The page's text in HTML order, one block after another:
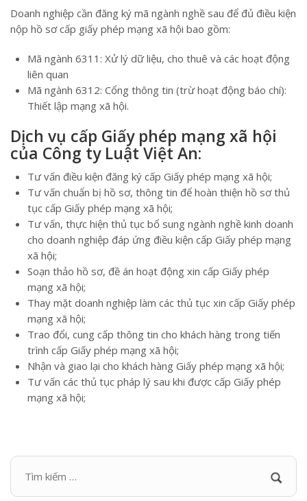
Doanh nghiệp cần đăng ký mã ngành nghề sau để đủ điều kiện
nộp hồ sơ cấp giấy phép mạng xã hội bao gồm:
Mã ngành 6311: Xử lý dữ liệu, cho thuê và các hoạt động
liên quan
Mã ngành 6312: Cổng thông tin (trừ hoạt động báo chí):
Thiết lập mạng xã hội.
Dịch vụ cấp Giấy phép mạng xã hội
của Công ty Luật Việt An:
Tư vấn điều kiện đăng ký cấp Giấy phép mạng xã hội;
Tư vấn chuẩn bị hồ sơ, thông tin để hoàn thiện hồ sơ thủ
tục cấp Giấy phép mạng xã hội;
Tư vấn, thực hiện thủ tục bổ sung ngành nghề kinh doanh
cho doanh nghiệp đáp ứng điều kiện cấp Giấy phép mạng
xã hội;
Soạn thảo hồ sơ, đề án hoạt động xin cấp Giấy phép
mạng xã hội;
Thay mặt doanh nghiệp làm các thủ tục xin cấp Giấy phép
mạng xã hội;
Trao đổi, cung cấp thông tin cho khách hàng trong tiến
trình cấp Giấy phép mạng xã hội;
Nhận và giao lại cho khách hàng Giấy phép mạng xã hội;
Tư vấn các thủ tục pháp lý sau khi được cấp Giấy phép
mạng xã hội;